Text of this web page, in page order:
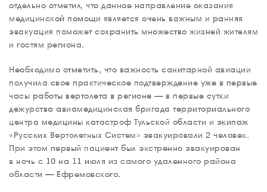
АВИАПАРК
СЕРВИС
ИНФРАСТРУКТУРА
ОБУЧЕНИЕ
ИНСТРУКТОРЫ
ПРОДАЖА
ПРОДАЖА АТИ
НОВОСТИ
отдельно отметил, что данное направление оказания
медицинской помощи является очень важным и ранняя
эвакуация поможет сохранить множество жизней жителям
и гостям региона.
Необходимо отметить, что важность санитарной авиации
получила свое практическое подтверждение уже в первые
часы работы вертолета в регионе — в первые сутки
дежурства авиамедицинская бригада территориального
центра медицины катастроф Тульской области и экипаж
«Русских Вертолетных Систем» эвакуировали 2 человек.
При этом первый пациент был экстренно эвакуирован
в ночь с 10 на 11 июля из самого удаленного района
области — Ефремовского.